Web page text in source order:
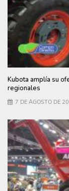
Kubota amplía su
regionales
7 DE AGOSTO DE